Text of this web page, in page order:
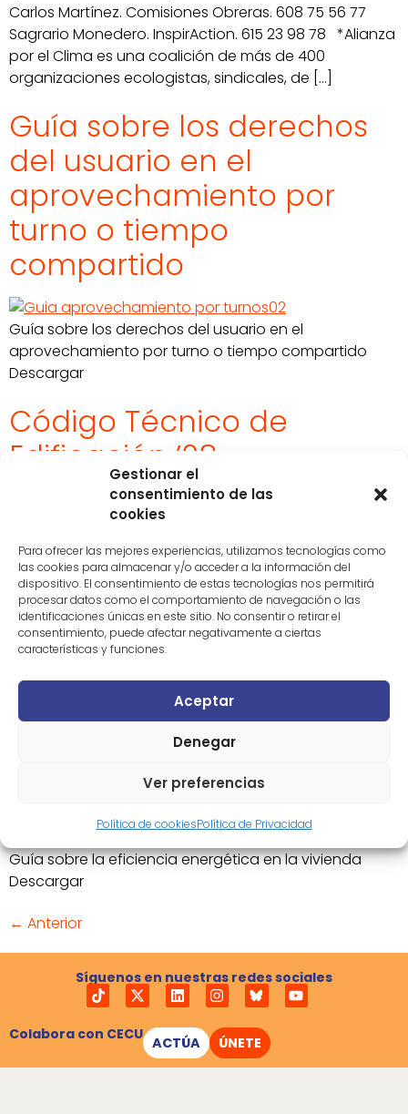
Gestionar el
consentimiento de las
cookies
Para ofrecer las mejores experiencias, utilizamos tecnologías como
las cookies para almacenar y/o acceder a la información del
dispositivo. El consentimiento de estas tecnologías nos permitirá
procesar datos como el comportamiento de navegación o las
identificaciones únicas en este sitio. No consentir o retirar el
consentimiento, puede afectar negativamente a ciertas
características y funciones.
Aceptar
Denegar
Ver preferencias
Política de cookiesPolítica de Privacidad
Carlos Martínez. Comisiones Obreras. 608 75 56 77
Sagrario Monedero. InspirAction. 615 23 98 78 *Alianza
por el Clima es una coalición de más de 400
organizaciones ecologistas, sindicales, de […]
Guía sobre los derechos
del usuario en el
aprovechamiento por
turno o tiempo
compartido
Guía sobre los derechos del usuario en el
aprovechamiento por turno o tiempo compartido
Descargar
Código Técnico de
Edificación ’08
Código Técnico de Edificación ’08 Descargar –
Actualización
Enerbuilding. Eficiencia
energética en viviendas
Enerbuilding. Eficiencia energética en viviendas
Descargar
Guía sobre la eficiencia
energética en la vivienda
Guía sobre la eficiencia energética en la vivienda
Descargar
← Anterior
Síguenos en nuestras redes sociales
Colabora con CECU ACTÚA ÚNETE